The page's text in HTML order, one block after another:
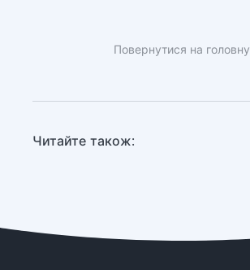
Повернутися на головну
Читайте також: